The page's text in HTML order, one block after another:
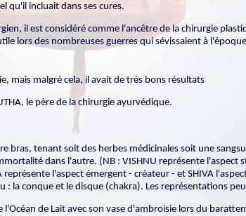
qu'il incluait dans ses cures.
il est considéré comme l'ancêtre de la chirurgie
lors des nombreuses guerres qui sévissaient à
mais malgré cela, il avait de très bons résultats
le père de la chirurgie ayurvédique.
bras, tenant soit des herbes médicinales soit une
dans l'autre. (NB : VISHNU représente l'aspect
l'aspect émergent - créateur - et SHIVA
la conque et le disque (chakra). Les représentations
l'Océan de Lait avec son vase d'ambroisie lors du